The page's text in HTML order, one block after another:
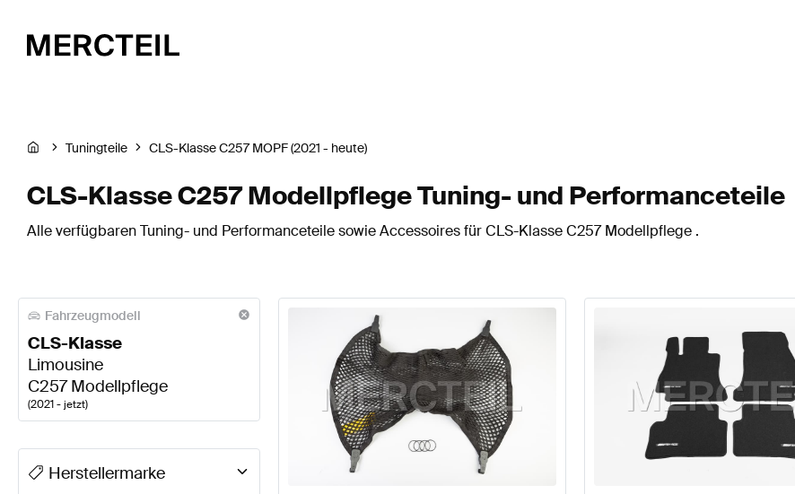
Tuningteile CLS-Klasse C257 MOPF (2021 - heute)
CLS-Klasse C257 Modellpflege Tuning- und Performanceteile
Alle verfügbaren Tuning- und Performanceteile sowie Accessoires für CLS-Klasse C257 Modellpflege .
Fahrzeugmodell
CLS-Klasse
Limousine
C257 Modellpflege
(2021 - jetzt)
A-Klasse Tuning- und Performanceteile A-Klasse W177 Modellpflege Tuning- und Performanceteile A-
Herstellermarke